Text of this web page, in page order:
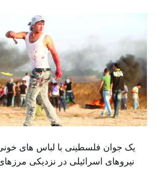
یک جوان فلسطینی با لباس های
نیروهای اسرائیلی در نزدیکی